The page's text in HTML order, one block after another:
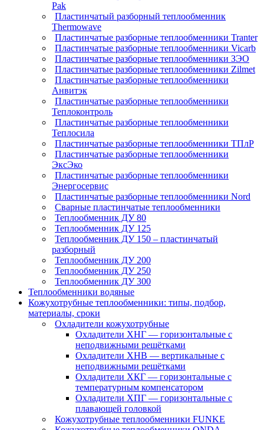
Pak
Пластинчатый разборный теплообменник
Thermowave
Пластинчатые разборные теплообменники Tranter
Пластинчатые разборные теплообменники Vicarb
Пластинчатые разборные теплообменники ЗЭО
Пластинчатые разборные теплообменники Zilmet
Пластинчатые разборные теплообменники
Анвитэк
Пластинчатые разборные теплообменники
Теплоконтроль
Пластинчатые разборные теплообменники
Теплосила
Пластинчатые разборные теплообменники ТПлР
Пластинчатые разборные теплообменники
ЭксЭко
Пластинчатые разборные теплообменники
Энергосервис
Пластинчатые разборные теплообменники Nord
Сварные пластинчатые теплообменники
Теплообменник ДУ 80
Теплообменник ДУ 125
Теплообменник ДУ 150 – пластинчатый
разборный
Теплообменник ДУ 200
Теплообменник ДУ 250
Теплообменник ДУ 300
Теплообменники водяные
Кожухотрубные теплообменники: типы, подбор,
материалы, сроки
Охладители кожухотрубные
Охладители ХНГ — горизонтальные с
неподвижными решётками
Охладители ХНВ — вертикальные с
неподвижными решётками
Охладители ХКГ — горизонтальные с
температурным компенсатором
Охладители ХПГ — горизонтальные с
плавающей головкой
Кожухотрубные теплообменники FUNKE